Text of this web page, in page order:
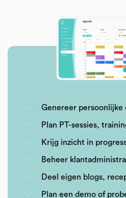
Genereer persoonlijke
Plan PT-sessies,
Krijg inzicht in
Beheer
Deel eigen blogs,
Plan een demo of